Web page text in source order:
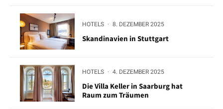
HOTELS · 8. DEZEMBER 2025
Skandinavien in Stuttgart
HOTELS · 4. DEZEMBER 2025
Die Villa Keller in Saarburg hat
Raum zum Träumen